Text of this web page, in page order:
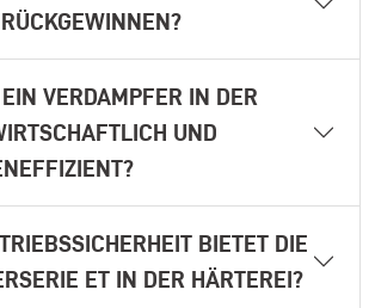
VERDAMPFER IN DER
UND
BIETET DIE
ET IN DER HÄRTEREI?